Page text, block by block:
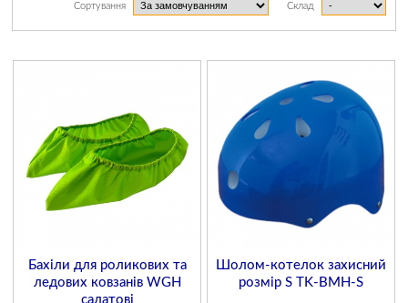
Сортування Склад
Бахіли для роликових та
ледових ковзанів WGH
салатові
Шолом-котелок захисний
розмір S TK-ВМН-S